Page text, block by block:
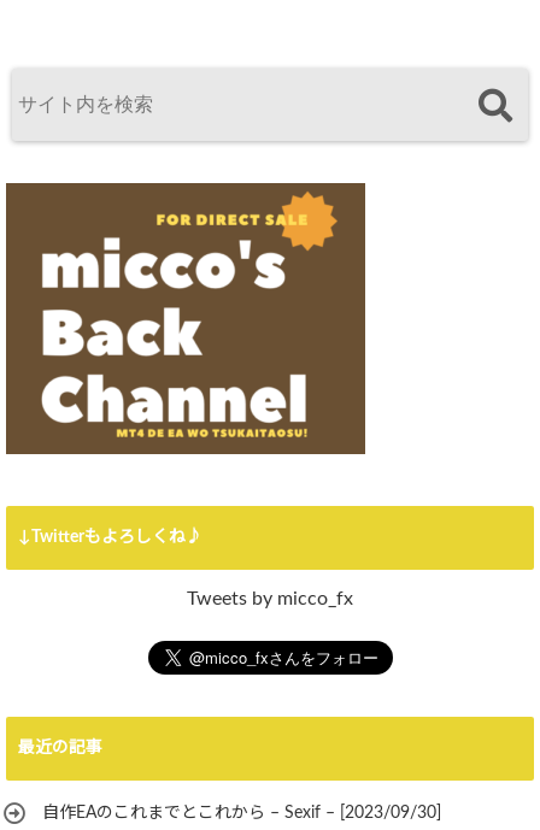
↓Twitterもよろしくね♪
Tweets by micco_fx
最近の記事
自作EAのこれまでとこれから – Sexif – [2023/09/30]